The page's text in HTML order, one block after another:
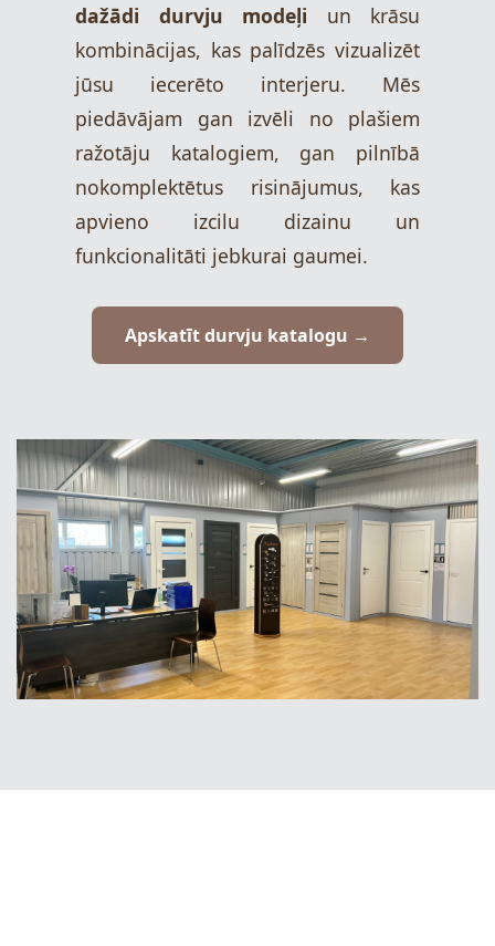
dažādi durvju modeļi un krāsu
kombinācijas, kas palīdzēs vizualizēt
jūsu iecerēto interjeru. Mēs
piedāvājam gan izvēli no plašiem
ražotāju katalogiem, gan pilnībā
nokomplektētus risinājumus, kas
apvieno izcilu dizainu un
funkcionalitāti jebkurai gaumei.
Apskatīt durvju katalogu →